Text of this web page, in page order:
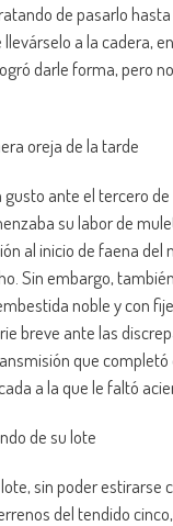
de pasarlo
a la cadera,
darle forma, pero
oreja de la tarde
ante el tercero
su labor de
al inicio de faena
Sin embargo,
noble y con
breve ante las
que
a la que le faltó
de su lote
sin poder estirarse
del tendido